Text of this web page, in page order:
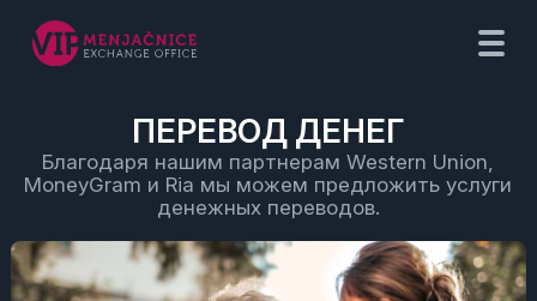
ПЕРЕВОД ДЕНЕГ
Благодаря нашим партнерам Western Union,
MoneyGram и Ria мы можем предложить услуги
денежных переводов.